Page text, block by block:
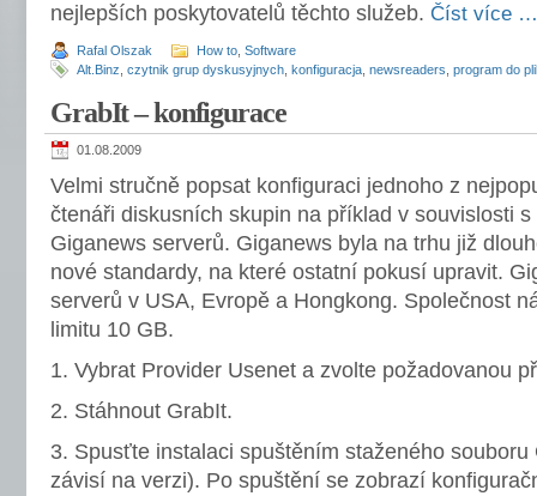
nejlepších poskytovatelů těchto služeb. Číst více …
Rafal Olszak How to Software
Alt.Binz czytnik grup dyskusyjnych konfiguracja newsreaders program do
GrabIt – konfigurace
01.08.2009
Velmi stručně popsat konfiguraci jednoho z
čtenáři diskusních skupin na příklad v souvislosti
Giganews serverů. Giganews byla na trhu již
nové standardy, na které ostatní pokusí upravit.
serverů v USA, Evropě a Hongkong. Společnost
limitu 10 GB.
1. Vybrat Provider Usenet a zvolte požadovanou
2. Stáhnout GrabIt.
3. Spusťte instalaci spuštěním staženého
závisí na verzi). Po spuštění se zobrazí